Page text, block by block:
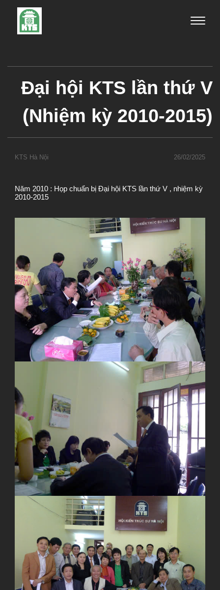
Toggle
Đại hội KTS lần thứ V
(Nhiệm kỳ 2010-2015)
KTS Hà Nội 26/02/2025
Năm 2010 : Họp chuẩn bị Đại hội KTS lần thứ V , nhiệm kỳ
2010-2015